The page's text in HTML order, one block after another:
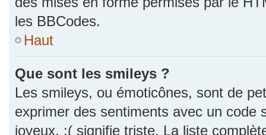
les BBCodes.
Haut
Que sont les smileys ?
Les smileys, ou émoticônes, sont de
exprimer des sentiments avec un code
joyeux, :( signifie triste. La liste